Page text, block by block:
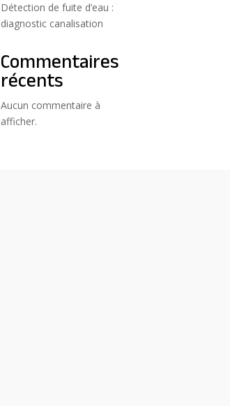
Détection de fuite d’eau :
diagnostic canalisation
Commentaires
récents
Aucun commentaire à
afficher.